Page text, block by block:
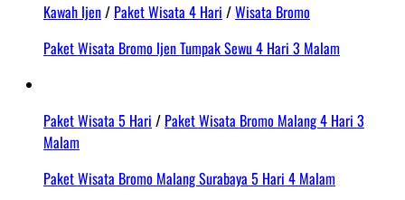
Kawah Ijen/ Paket Wisata 4 Hari /Wisata Bromo
Paket Wisata Bromo Ijen Tumpak Sewu 4 Hari 3 Malam
Paket Wisata 5 Hari / Paket Wisata Bromo Malang 4 Hari 3
Malam
Paket Wisata Bromo Malang Surabaya 5 Hari 4 Malam